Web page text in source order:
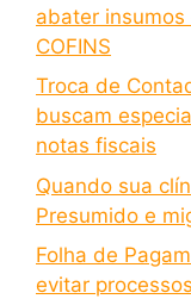
abater
COFINS
Troca de
buscam
notas fiscais
Quando sua
Presumido e
Folha de
evitar